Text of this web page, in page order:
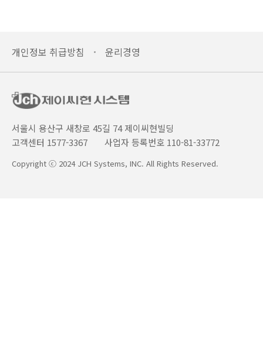
개인정보 취급방침 윤리경영
서울시 용산구 새창로 45길 74 제이씨현빌딩
고객센터 1577-3367
사업자 등록번호 110-81-33772
Copyright ⓒ 2024 JCH Systems, INC. All Rights Reserved.